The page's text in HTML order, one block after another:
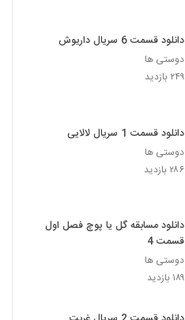
دانلود قسمت 6 سریال داریوش
دوستی ها
۲۴۹ بازدید
دانلود قسمت 1 سریال لالایی
دوستی ها
۲۸۶ بازدید
دانلود مسابقه گل یا پوچ فصل اول
قسمت 4
دوستی ها
۱۸۹ بازدید